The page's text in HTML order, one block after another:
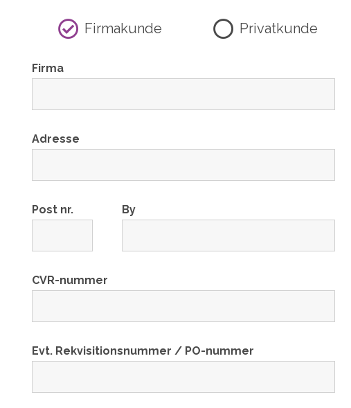
Firmakunde Privatkunde
Firma
Adresse
Post nr. By
CVR-nummer
Evt. Rekvisitionsnummer / PO-nummer